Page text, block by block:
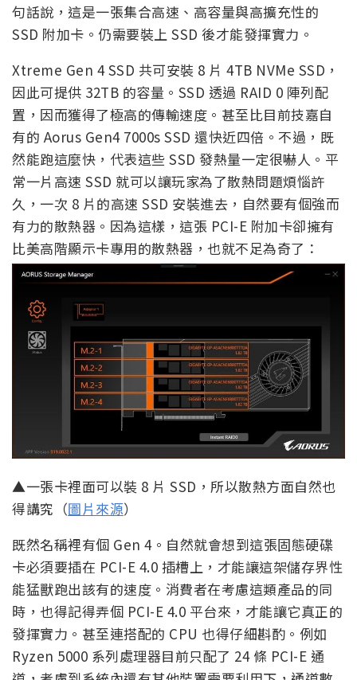
句話說，這是一張集合高速、高容量與高擴充性的
SSD 附加卡。仍需要裝上 SSD 後才能發揮實力。
Xtreme Gen 4 SSD 共可安裝 8 片 4TB NVMe SSD，
因此可提供 32TB 的容量。SSD 透過 RAID 0 陣列配
置，因而獲得了極高的傳輸速度。甚至比目前技嘉自
有的 Aorus Gen4 7000s SSD 還快近四倍。不過，既
然能跑這麼快，代表這些 SSD 發熱量一定很嚇人。平
常一片高速 SSD 就可以讓玩家為了散熱問題煩惱許
久，一次 8 片的高速 SSD 安裝進去，自然要有個強而
有力的散熱器。因為這樣，這張 PCI-E 附加卡卻擁有
比美高階顯示卡專用的散熱器，也就不足為奇了：
▲一張卡裡面可以裝 8 片 SSD，所以散熱方面自然也
得講究（圖片來源）
既然名稱裡有個 Gen 4。自然就會想到這張固態硬碟
卡必須要插在 PCI-E 4.0 插槽上，才能讓這架儲存界性
能猛獸跑出該有的速度。消費者在考慮這類產品的同
時，也得記得弄個 PCI-E 4.0 平台來，才能讓它真正的
發揮實力。甚至連搭配的 CPU 也得仔細斟酌。例如
Ryzen 5000 系列處理器目前只配了 24 條 PCI-E 通